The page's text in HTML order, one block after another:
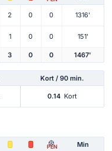
2 0 0 1316'
1 0 0 151'
3 0 0 1467'
Kort / 90 min.
0.14 Kort
PEN
Min